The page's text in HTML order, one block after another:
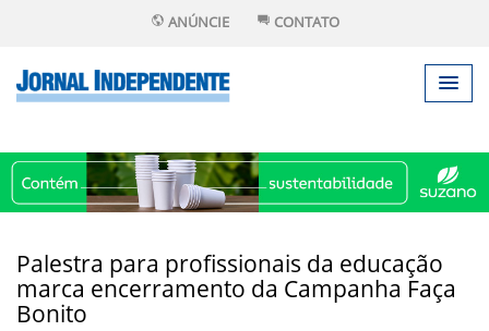
ANÚNCIE CONTATO
Palestra para profissionais da educação
marca encerramento da Campanha Faça
Bonito